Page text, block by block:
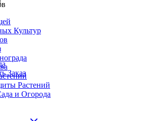
Заказ
Культур
Растений
и Огорода